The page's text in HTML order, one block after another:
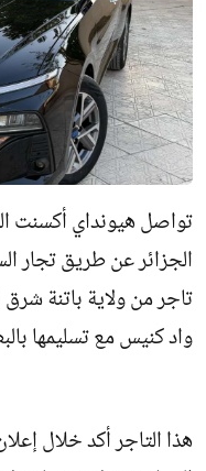
الجزائر عن طريق تجار
تاجر من ولاية باتنة شرق
واد كنيس مع تسليمها
هذا التاجر أكد خلال